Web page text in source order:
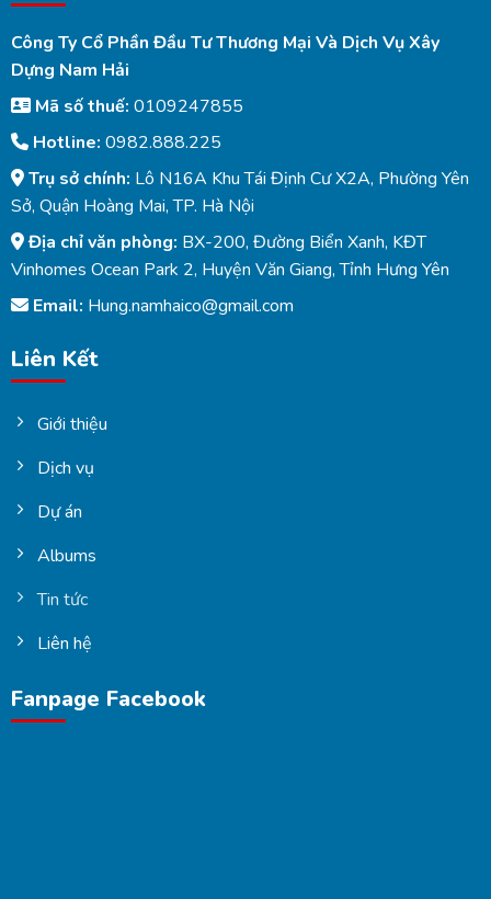
Công Ty Cổ Phần Đầu Tư Thương Mại Và Dịch Vụ Xây
Dựng Nam Hải
Mã số thuế: 0109247855
Hotline: 0982.888.225
Trụ sở chính: Lô N16A Khu Tái Định Cư X2A, Phường Yên
Sở, Quận Hoàng Mai, TP. Hà Nội
Địa chỉ văn phòng: BX-200, Đường Biển Xanh, KĐT
Vinhomes Ocean Park 2, Huyện Văn Giang, Tỉnh Hưng Yên
Email: Hung.namhaico@gmail.com
Liên Kết
Giới thiệu
Dịch vụ
Dự án
Albums
Tin tức
Liên hệ
Fanpage Facebook